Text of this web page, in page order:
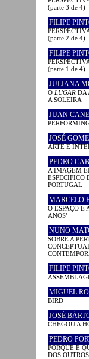
(parte 3 de 4)
FILIPE
(parte 2 de 4)
FILIPE
(parte 1 de 4)
JULIANA
O LUGAR DA
A SOLEIRA
JUAN
JOSÉ
ARTE E
PEDRO
A IMAGEM
ESPECÍFICO
PORTUGAL
MARCELO
O ESPAÇO E
ANOS’
NUNO
SOBRE A
FILIPE
MIGUEL
BIRD
JOSÉ
CHEGOU A
PEDRO
PORQUE É
DOS